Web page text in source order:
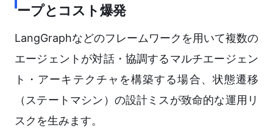
ープとコスト爆発
LangGraphなどのフレームワークを用いて複数の
エージェントが対話・協調するマルチエージェン
ト・アーキテクチャを構築する場合、状態遷移
（ステートマシン）の設計ミスが致命的な運用リ
スクを生みます。